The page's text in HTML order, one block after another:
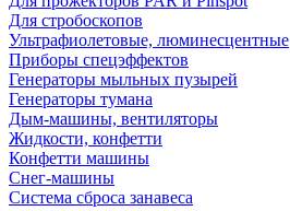
Для стробоскопов
Ультрафиолетовые, люминесцентные
Приборы спецэффектов
Генераторы мыльных пузырей
Генераторы тумана
Дым-машины, вентиляторы
Жидкости, конфетти
Конфетти машины
Снег-машины
Система сброса занавеса